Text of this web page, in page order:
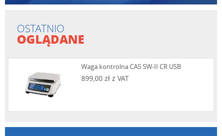
OSTATNIO
OGLĄDANE
Waga kontrolna CAS SW-II CR USB
899,00 zł z VAT